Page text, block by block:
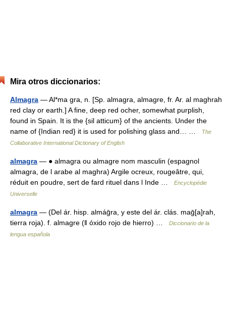
Mira otros diccionarios:
Almagra — Al*ma gra, n. [Sp. almagra, almagre, fr. Ar. al maghrah
red clay or earth.] A fine, deep red ocher, somewhat purplish,
found in Spain. It is the {sil atticum} of the ancients. Under the
name of {Indian red} it is used for polishing glass and… …
The
Collaborative International Dictionary of English
almagra — ● almagra ou almagre nom masculin (espagnol
almagra, de l arabe al maghra) Argile ocreux, rougeâtre, qui,
réduit en poudre, sert de fard rituel dans l Inde …
Encyclopédie
Universelle
almagra — (Del ár. hisp. almáḡra, y este del ár. clás. maḡ[a]rah,
tierra roja). f. almagre (ǁ óxido rojo de hierro) …
Diccionario de la
lengua española